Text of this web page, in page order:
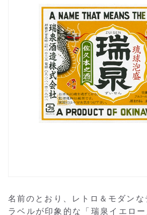
名前のとおり、レトロ＆モダンな
ラベルが印象的な「瑞泉イエロ